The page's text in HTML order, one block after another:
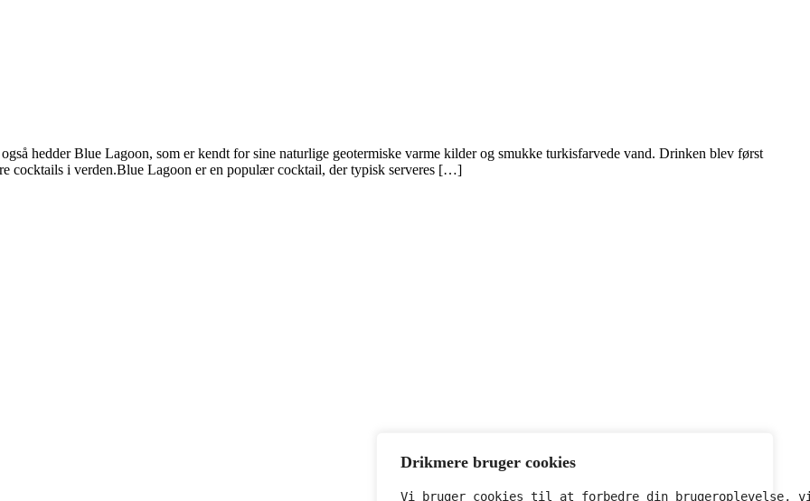
Drikmere bruger cookies
Vi bruger cookies til at forbedre din brugeroplevelse,
hedder Blue Lagoon, som er kendt for sine naturlige geotermiske varme kilder og smukke turkisfarvede vand. Drinken blev først
cocktails i verden.Blue Lagoon er en populær cocktail, der typisk serveres […]